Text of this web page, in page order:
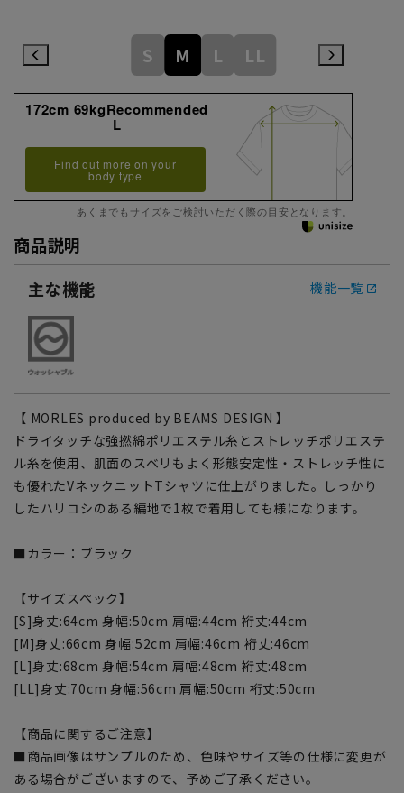
S M L LL
172cm 69kgRecommended
L
Find out more on your
body type
あくまでもサイズをご検討いただく際の目安となります。
商品説明
主な機能
機能一覧
【 MORLES produced by BEAMS DESIGN 】
ドライタッチな強撚綿ポリエステル糸とストレッチポリエステ
ル糸を使用、肌面のスベリもよく形態安定性・ストレッチ性に
も優れたVネックニットTシャツに仕上がりました。しっかり
したハリコシのある編地で1枚で着用しても様になります。
■カラー：ブラック
【サイズスペック】
[S]身丈:64cm 身幅:50cm 肩幅:44cm 裄丈:44cm
[M]身丈:66cm 身幅:52cm 肩幅:46cm 裄丈:46cm
[L]身丈:68cm 身幅:54cm 肩幅:48cm 裄丈:48cm
[LL]身丈:70cm 身幅:56cm 肩幅:50cm 裄丈:50cm
【商品に関するご注意】
■商品画像はサンプルのため、色味やサイズ等の仕様に変更が
ある場合がございますので、予めご了承ください。